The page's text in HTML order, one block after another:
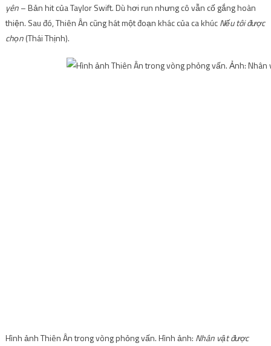
yên– Bản hit của Taylor Swift. Dù hơi run nhưng cô vẫn cố gắng hoàn
thiện. Sau đó, Thiên Ân cũng hát một đoạn khác của ca khúcNếu tôi được
chọn(Thái Thịnh).
Hình ảnh Thiên Ân trong vòng phỏng vấn. Hình ảnh: Nhân vật được